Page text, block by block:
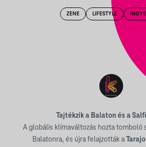
ZENE LIFESTYLE
Tajtékzik a Balaton és a
A globális klímaváltozás hozta tomboló
Balatonra, és újra felajzották a